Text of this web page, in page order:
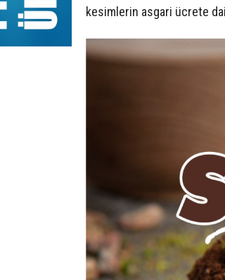
kesimlerin asgari ücrete